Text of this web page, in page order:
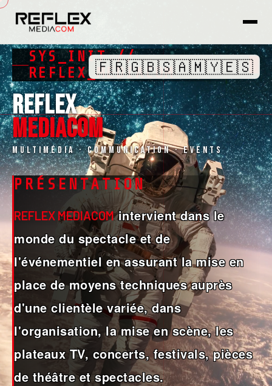
SYS_INIT //
REFLEX_MEDIACOM
█
REFLEX
MEDIACOM
Multimédia · Communication · Events
PRÉSENTATION
REFLEX MEDIACOMintervient dans le
monde du spectacle et de
l'événementiel en assurant la mise en
place de moyens techniques auprès
d'une clientèle variée, dans
l'organisation, la mise en scène, les
plateaux TV, concerts, festivals, pièces
de théâtre et spectacles.
🇫🇷🇬🇧🇸🇦🇲🇾🇪🇸